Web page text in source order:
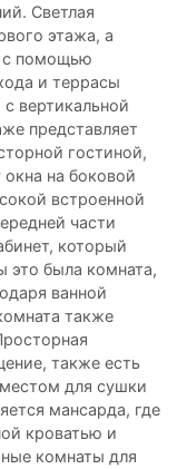
Светлая
этажа, а
с помощью
и террасы
вертикальной
представляет
гостиной,
на боковой
встроенной
части
который
это была комната,
ванной
также
также есть
для сушки
мансарда, где
кроватью и
комнаты для